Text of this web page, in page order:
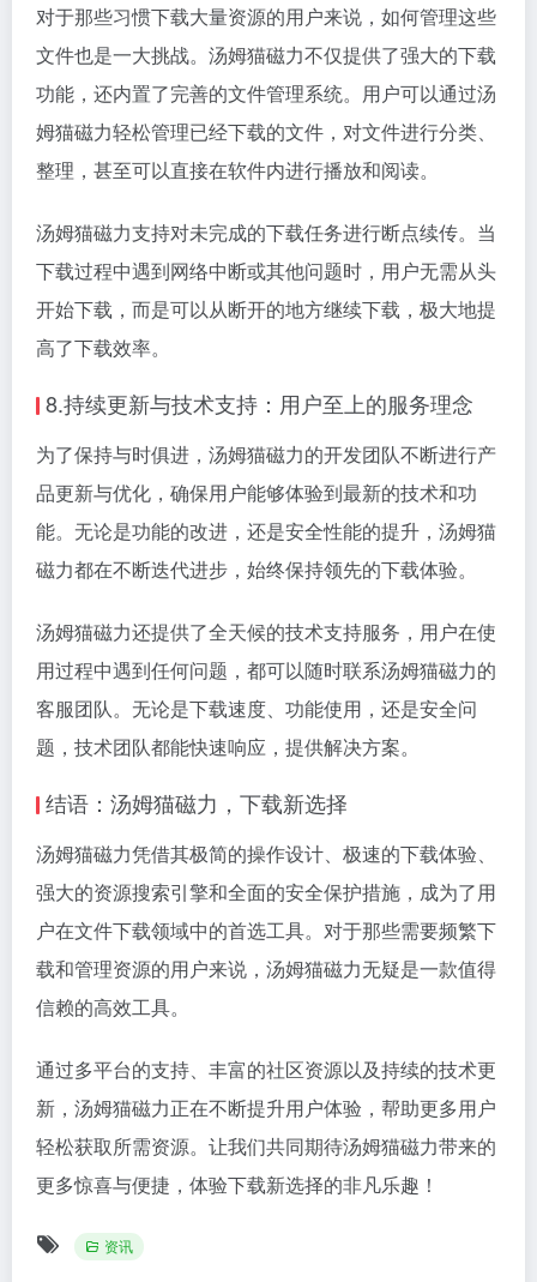
对于那些习惯下载大量资源的用户来说，如何管理这些
文件也是一大挑战。汤姆猫磁力不仅提供了强大的下载
功能，还内置了完善的文件管理系统。用户可以通过汤
姆猫磁力轻松管理已经下载的文件，对文件进行分类、
整理，甚至可以直接在软件内进行播放和阅读。
汤姆猫磁力支持对未完成的下载任务进行断点续传。当
下载过程中遇到网络中断或其他问题时，用户无需从头
开始下载，而是可以从断开的地方继续下载，极大地提
高了下载效率。
8.持续更新与技术支持：用户至上的服务理念
为了保持与时俱进，汤姆猫磁力的开发团队不断进行产
品更新与优化，确保用户能够体验到最新的技术和功
能。无论是功能的改进，还是安全性能的提升，汤姆猫
磁力都在不断迭代进步，始终保持领先的下载体验。
汤姆猫磁力还提供了全天候的技术支持服务，用户在使
用过程中遇到任何问题，都可以随时联系汤姆猫磁力的
客服团队。无论是下载速度、功能使用，还是安全问
题，技术团队都能快速响应，提供解决方案。
结语：汤姆猫磁力，下载新选择
汤姆猫磁力凭借其极简的操作设计、极速的下载体验、
强大的资源搜索引擎和全面的安全保护措施，成为了用
户在文件下载领域中的首选工具。对于那些需要频繁下
载和管理资源的用户来说，汤姆猫磁力无疑是一款值得
信赖的高效工具。
通过多平台的支持、丰富的社区资源以及持续的技术更
新，汤姆猫磁力正在不断提升用户体验，帮助更多用户
轻松获取所需资源。让我们共同期待汤姆猫磁力带来的
更多惊喜与便捷，体验下载新选择的非凡乐趣！
资讯